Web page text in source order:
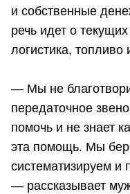
и собственные
речь идет о
логистика, топливо
— Мы не
передаточное
помочь и не знает
эта помощь. Мы
систематизируем и
— рассказывает